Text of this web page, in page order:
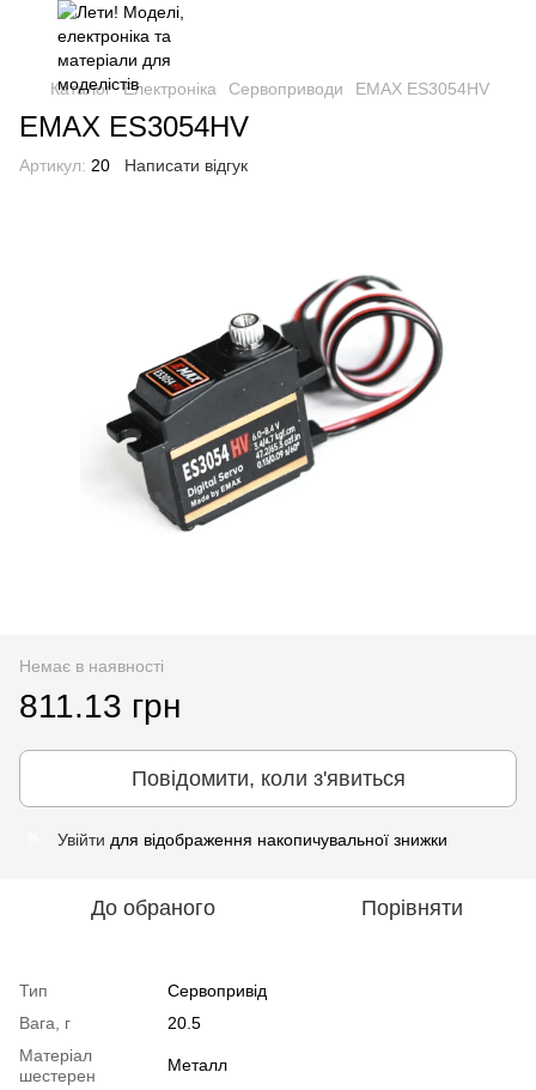
Каталог Електроніка Сервоприводи EMAX ES3054HV
EMAX ES3054HV
Артикул: 20 Написати відгук
Немає в наявності
811.13 грн
Повідомити, коли з'явиться
Увійти для відображення накопичувальної знижки
До обраного Порівняти
Тип
Сервопривід
Вага, г
20.5
Матеріал
шестерен
Металл